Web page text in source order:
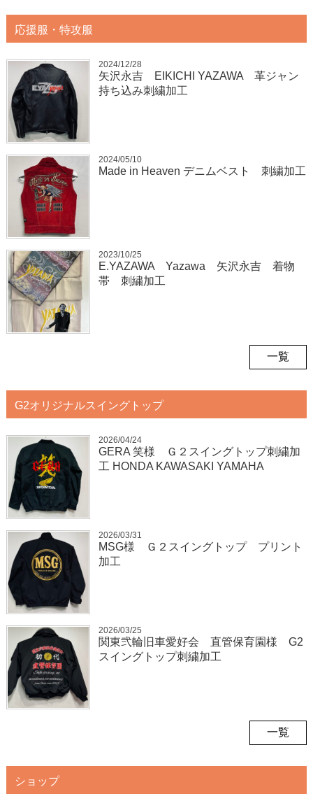
応援服・特攻服
2024/12/28
矢沢永吉 EIKICHI YAZAWA 革ジャン
持ち込み刺繍加工
2024/05/10
Made in Heaven デニムベスト 刺繍加工
2023/10/25
E.YAZAWA Yazawa 矢沢永吉 着物
帯 刺繍加工
一覧
G2オリジナルスイングトップ
2026/04/24
GERA 笑様 Ｇ２スイングトップ刺繍加
工 HONDA KAWASAKI YAMAHA
2026/03/31
MSG様 Ｇ２スイングトップ プリント
加工
2026/03/25
関東弐輪旧車愛好会 直管保育園様 G2
スイングトップ刺繍加工
一覧
ショップ